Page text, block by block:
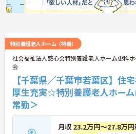
特別養護老人ホーム（特養）
社会福祉法人慈心会特別養護老人ホーム更科
会
【千葉県／千葉市若葉区】住
厚生充実☆特別養護老人ホー
常勤＞
月収 23.2万円～27.8万円